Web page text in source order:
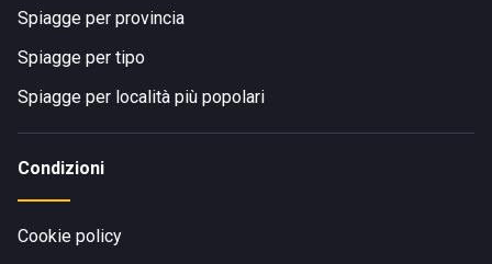
Spiagge per provincia
Spiagge per tipo
Spiagge per località più popolari
Condizioni
Cookie policy